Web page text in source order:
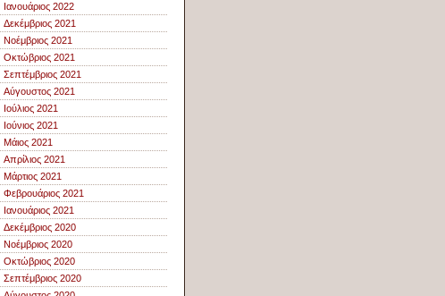
Ιανουάριος 2022
Δεκέμβριος 2021
Νοέμβριος 2021
Οκτώβριος 2021
Σεπτέμβριος 2021
Αύγουστος 2021
Ιούλιος 2021
Ιούνιος 2021
Μάιος 2021
Απρίλιος 2021
Μάρτιος 2021
Φεβρουάριος 2021
Ιανουάριος 2021
Δεκέμβριος 2020
Νοέμβριος 2020
Οκτώβριος 2020
Σεπτέμβριος 2020